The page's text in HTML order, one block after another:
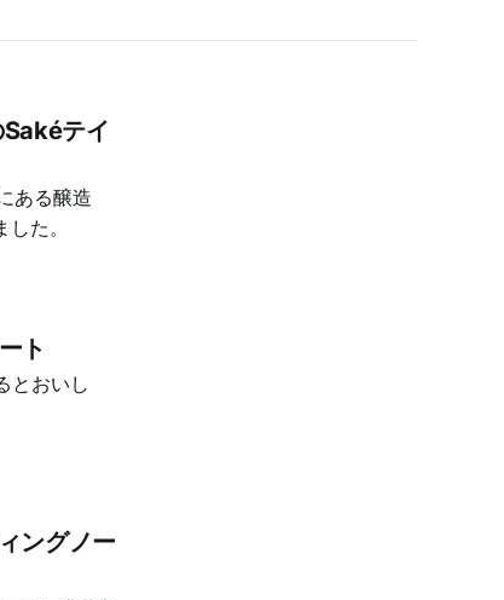
テイ
ある醸造
た。
ト
とおいし
ングノー